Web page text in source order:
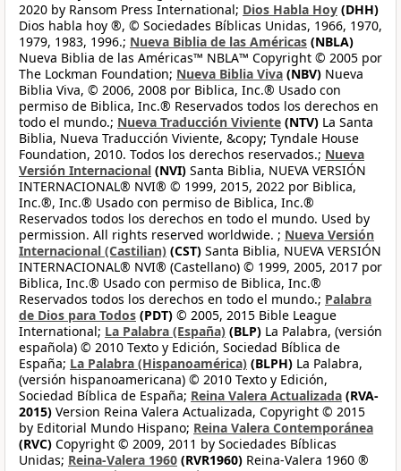
2020 by Ransom Press International; Dios Habla Hoy (DHH)
Dios habla hoy ®, © Sociedades Bíblicas Unidas, 1966, 1970,
1979, 1983, 1996.; Nueva Biblia de las Américas (NBLA)
Nueva Biblia de las Américas™ NBLA™ Copyright © 2005 por
The Lockman Foundation; Nueva Biblia Viva (NBV) Nueva
Biblia Viva, © 2006, 2008 por Biblica, Inc.® Usado con
permiso de Biblica, Inc.® Reservados todos los derechos en
todo el mundo.; Nueva Traducción Viviente (NTV) La Santa
Biblia, Nueva Traducción Viviente, &copy; Tyndale House
Foundation, 2010. Todos los derechos reservados.; Nueva
Versión Internacional (NVI) Santa Biblia, NUEVA VERSIÓN
INTERNACIONAL® NVI® © 1999, 2015, 2022 por Biblica,
Inc.®, Inc.® Usado con permiso de Biblica, Inc.®
Reservados todos los derechos en todo el mundo. Used by
permission. All rights reserved worldwide. ; Nueva Versión
Internacional (Castilian) (CST) Santa Biblia, NUEVA VERSIÓN
INTERNACIONAL® NVI® (Castellano) © 1999, 2005, 2017 por
Biblica, Inc.® Usado con permiso de Biblica, Inc.®
Reservados todos los derechos en todo el mundo.; Palabra
de Dios para Todos (PDT) © 2005, 2015 Bible League
International; La Palabra (España) (BLP) La Palabra, (versión
española) © 2010 Texto y Edición, Sociedad Bíblica de
España; La Palabra (Hispanoamérica) (BLPH) La Palabra,
(versión hispanoamericana) © 2010 Texto y Edición,
Sociedad Bíblica de España; Reina Valera Actualizada (RVA-
2015) Version Reina Valera Actualizada, Copyright © 2015
by Editorial Mundo Hispano; Reina Valera Contemporánea
(RVC) Copyright © 2009, 2011 by Sociedades Bíblicas
Unidas; Reina-Valera 1960 (RVR1960) Reina-Valera 1960 ®